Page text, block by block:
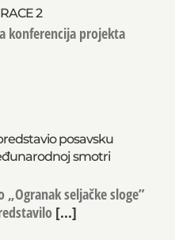
2
konferencija projekta
posavsku
smotri
seljačke sloge”
[...]